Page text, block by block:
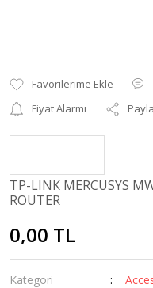
Fiyat Alarmı
TP-LINK MERCUSYS
ROUTER
0,00 TL
Kategori